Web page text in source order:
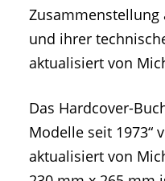
Zusammenstellung
und ihrer
aktualisiert von
Das Hardcover-
Modelle seit 1973“
aktualisiert von